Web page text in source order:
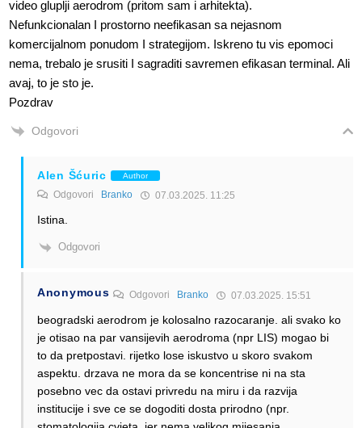
video gluplji aerodrom (pritom sam i arhitekta).
Nefunkcionalan I prostorno neefikasan sa nejasnom
komercijalnom ponudom I strategijom. Iskreno tu vis epomoci
nema, trebalo je srusiti I sagraditi savremen efikasan terminal. Ali
avaj, to je sto je.
Pozdrav
Odgovori
Alen Šćuric Author
Odgovori Branko 07.03.2025. 11:25
Istina.
Odgovori
Anonymous Odgovori Branko 07.03.2025. 15:51
beogradski aerodrom je kolosalno razocaranje. ali svako ko
je otisao na par vansijevih aerodroma (npr LIS) mogao bi
to da pretpostavi. rijetko lose iskustvo u skoro svakom
aspektu. drzava ne mora da se koncentrise ni na sta
posebno vec da ostavi privredu na miru i da razvija
institucije i sve ce se dogoditi dosta prirodno (npr.